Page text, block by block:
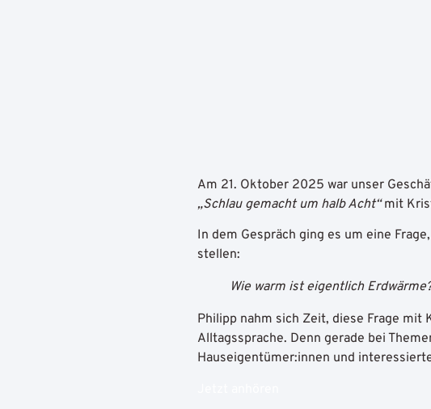
Am 21. Oktober 2025 war unser
„Schlau gemacht um halb Acht“mit
In dem Gespräch ging es um eine
stellen:
Wie warm ist eigentlich
Philipp nahm sich Zeit, diese Frage
Alltagssprache. Denn gerade bei
Haus­eigentümer:innen und